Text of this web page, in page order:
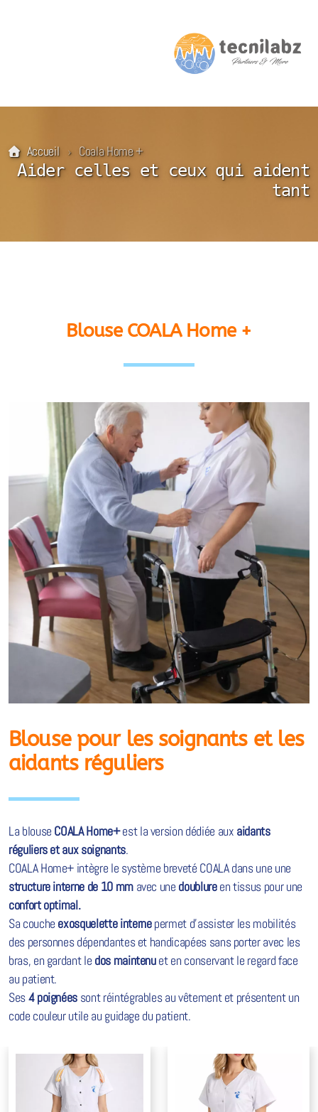
Accueil Coala Home +
Aider celles et ceux qui aident
tant
Blouse COALA Home +
Blouse pour les soignants et les
aidants réguliers
La blouse COALA Home+est la version dédiée aux aidants
réguliers et aux soignants.
COALA Home+ intègre le système breveté COALA dans une une
structure interne de 10 mmavec une doublureen tissus pour une
confort optimal.
Sa couche exosquelette internepermet d'assister les mobilités
des personnes dépendantes et handicapées sans porter avec les
bras, en gardant le dos maintenuet en conservant le regard face
au patient.
Ses4 poignées sont réintégrables au vêtement et présentent un
code couleur utile au guidage du patient.
Laboratoire
Stockage
Physiothérapie
Echographie
Chirurgie